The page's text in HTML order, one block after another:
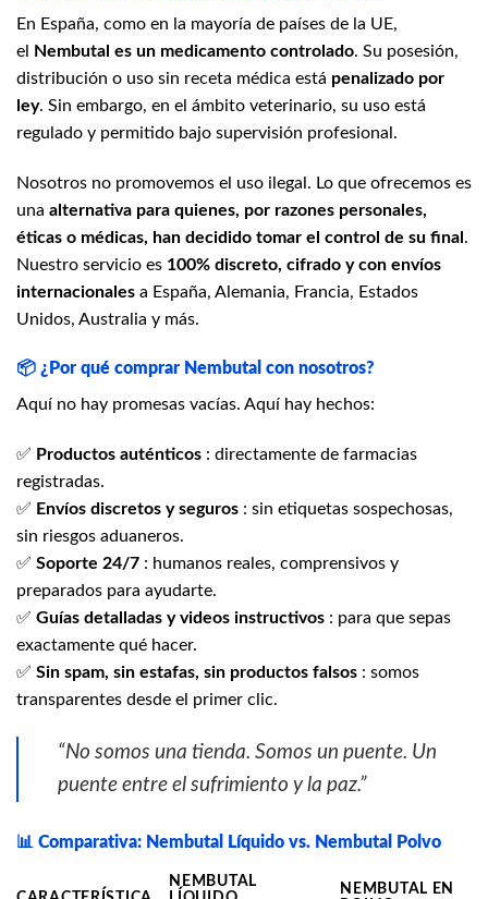
En España, como en la mayoría de países de la UE,
el
Nembutal es un medicamento controlado. Su posesión,
distribución o uso sin receta médica está penalizado por
ley. Sin embargo, en el ámbito veterinario, su uso está
regulado y permitido bajo supervisión profesional.
Nosotros no promovemos el uso ilegal. Lo que ofrecemos es
una alternativa para quienes, por razones personales,
éticas o médicas, han decidido tomar el control de su final .
Nuestro servicio es 100% discreto, cifrado y con envíos
internacionales a España, Alemania, Francia, Estados
Unidos, Australia y más.
📦 ¿Por qué comprar Nembutal con nosotros?
Aquí no hay promesas vacías. Aquí hay hechos:
✅ Productos auténticos : directamente de farmacias
registradas.
✅ Envíos discretos y seguros : sin etiquetas sospechosas,
sin riesgos aduaneros.
✅ Soporte 24/7 : humanos reales, comprensivos y
preparados para ayudarte.
✅ Guías detalladas y videos instructivos : para que sepas
exactamente qué hacer.
✅ Sin spam, sin estafas, sin productos falsos : somos
transparentes desde el primer clic.
“No somos una tienda. Somos un puente. Un
puente entre el sufrimiento y la paz.”
📊 Comparativa: Nembutal Líquido vs. Nembutal Polvo
NEMBUTAL
NEMBUTAL EN